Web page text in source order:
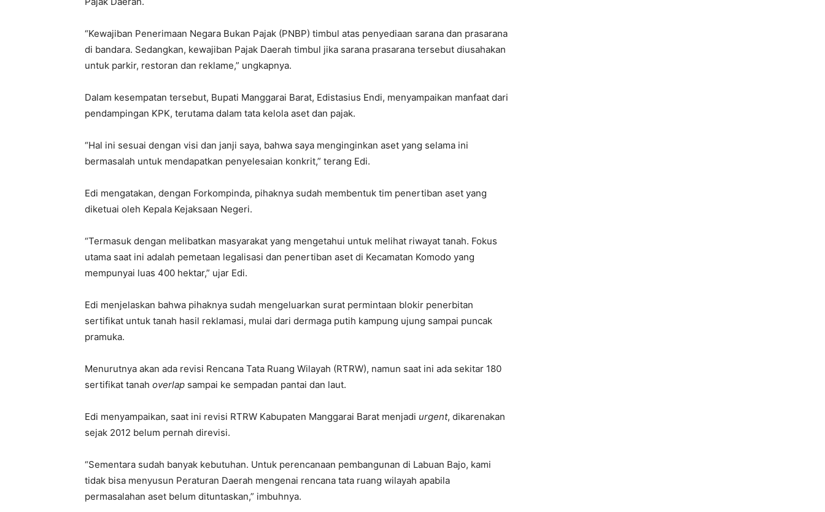
“Kewajiban Penerimaan Negara Bukan Pajak (PNBP) timbul atas penyediaan sarana dan prasarana
di bandara. Sedangkan, kewajiban Pajak Daerah timbul jika sarana prasarana tersebut diusahakan
untuk parkir, restoran dan reklame,” ungkapnya.
Dalam kesempatan tersebut, Bupati Manggarai Barat, Edistasius Endi, menyampaikan manfaat dari
pendampingan KPK, terutama dalam tata kelola aset dan pajak.
“Hal ini sesuai dengan visi dan janji saya, bahwa saya menginginkan aset yang selama ini
bermasalah untuk mendapatkan penyelesaian konkrit,” terang Edi.
Edi mengatakan, dengan Forkompinda, pihaknya sudah membentuk tim penertiban aset yang
diketuai oleh Kepala Kejaksaan Negeri.
“Termasuk dengan melibatkan masyarakat yang mengetahui untuk melihat riwayat tanah. Fokus
utama saat ini adalah pemetaan legalisasi dan penertiban aset di Kecamatan Komodo yang
mempunyai luas 400 hektar,” ujar Edi.
Edi menjelaskan bahwa pihaknya sudah mengeluarkan surat permintaan blokir penerbitan
sertifikat untuk tanah hasil reklamasi, mulai dari dermaga putih kampung ujung sampai puncak
pramuka.
Menurutnya akan ada revisi Rencana Tata Ruang Wilayah (RTRW), namun saat ini ada sekitar 180
sertifikat tanah overlap sampai ke sempadan pantai dan laut.
Edi menyampaikan, saat ini revisi RTRW Kabupaten Manggarai Barat menjadi urgent, dikarenakan
sejak 2012 belum pernah direvisi.
“Sementara sudah banyak kebutuhan. Untuk perencanaan pembangunan di Labuan Bajo, kami
tidak bisa menyusun Peraturan Daerah mengenai rencana tata ruang wilayah apabila
permasalahan aset belum dituntaskan,” imbuhnya.